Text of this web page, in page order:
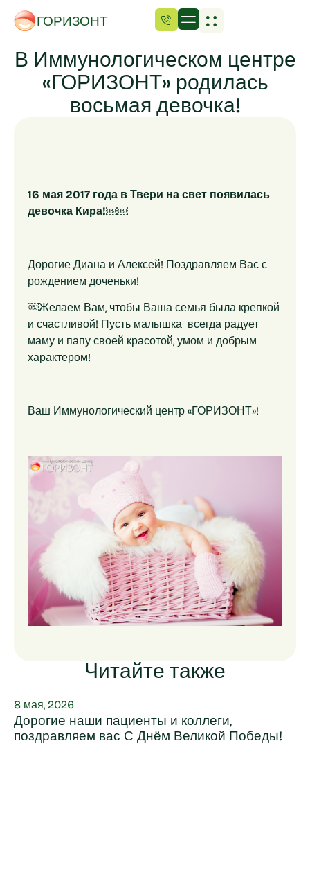
ГОРИЗОНТ
В Иммунологическом центре
«ГОРИЗОНТ» родилась
восьмая девочка!
16 мая 2017 года в Твери на свет появилась
девочка Кира!￼￼
Дорогие Диана и Алексей! Поздравляем Вас с
рождением доченьки!
￼Желаем Вам, чтобы Ваша семья была крепкой
и счастливой! Пусть малышка всегда радует
маму и папу своей красотой, умом и добрым
характером!
Ваш Иммунологический центр «ГОРИЗОНТ»!
Читайте также
8 мая, 2026
Дорогие наши пациенты и коллеги,
поздравляем вас С Днём Великой Победы!